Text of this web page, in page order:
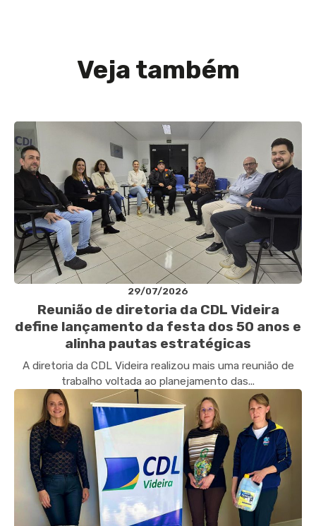
Veja também
29/07/2026
Reunião de diretoria da CDL Videira
define lançamento da festa dos 50 anos e
alinha pautas estratégicas
A diretoria da CDL Videira realizou mais uma reunião de
trabalho voltada ao planejamento das...